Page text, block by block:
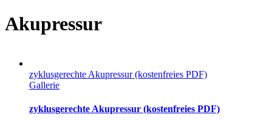
Akupressur
zyklusgerechte Akupressur (kostenfreies PDF)
Gallerie
zyklusgerechte Akupressur (kostenfreies PDF)